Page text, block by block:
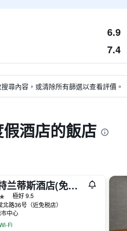
6.9
7.4
尋內容，或清除所有篩選以查看評價。
酒店的飯店
三亚亚特兰蒂斯酒店(免费畅玩水世界&水族馆)
極好 9.5
路36号（近免税店）
中心
Fi